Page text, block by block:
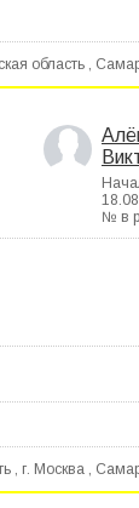
область ,
№ в
, г. Москва ,